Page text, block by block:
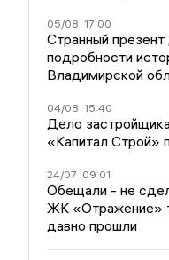
05/08 17:00
Странный презент
подробности
Владимирской
04/08 15:40
Дело
«Капитал Строй»
24/07 09:01
Обещали - не
ЖК «Отражение»
давно прошли